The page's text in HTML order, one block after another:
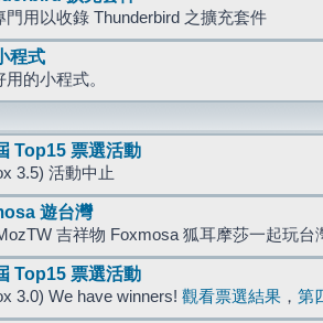
門用以收錄 Thunderbird 之擴充套件
程式
用的小程式。
Top15 票選活動
3.5) 活動中止
遊台灣
吉祥物 Foxmosa 狐耳摩莎一起玩台
Top15 票選活動
3.0) We have winners! 觀看票選結果 ， 第